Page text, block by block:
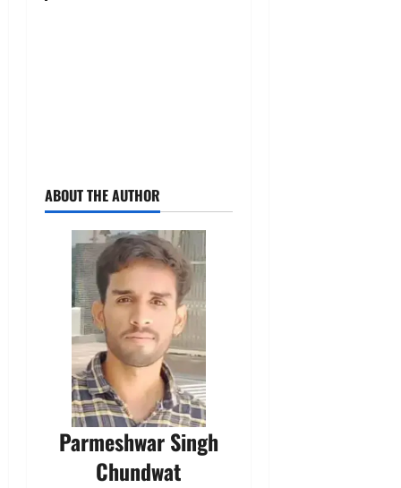
ABOUT THE AUTHOR
Parmeshwar Singh
Chundwat